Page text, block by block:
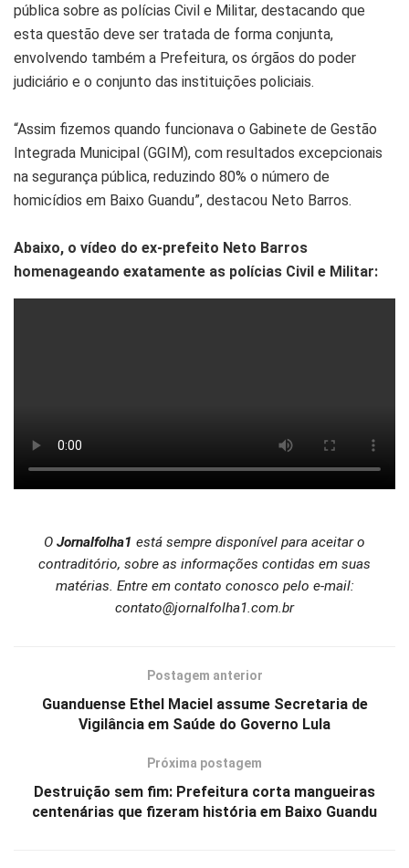
pública sobre as polícias Civil e Militar, destacando que
esta questão deve ser tratada de forma conjunta,
envolvendo também a Prefeitura, os órgãos do poder
judiciário e o conjunto das instituições policiais.
“Assim fizemos quando funcionava o Gabinete de Gestão
Integrada Municipal (GGIM), com resultados excepcionais
na segurança pública, reduzindo 80% o número de
homicídios em Baixo Guandu”, destacou Neto Barros.
Abaixo, o vídeo do ex-prefeito Neto Barros
homenageando exatamente as polícias Civil e Militar:
O Jornalfolha1 está sempre disponível para aceitar o
contraditório, sobre as informações contidas em suas
matérias. Entre em contato conosco pelo e-mail:
contato@jornalfolha1.com.br
Postagem anterior
Guanduense Ethel Maciel assume Secretaria de
Vigilância em Saúde do Governo Lula
Próxima postagem
Destruição sem fim: Prefeitura corta mangueiras
centenárias que fizeram história em Baixo Guandu